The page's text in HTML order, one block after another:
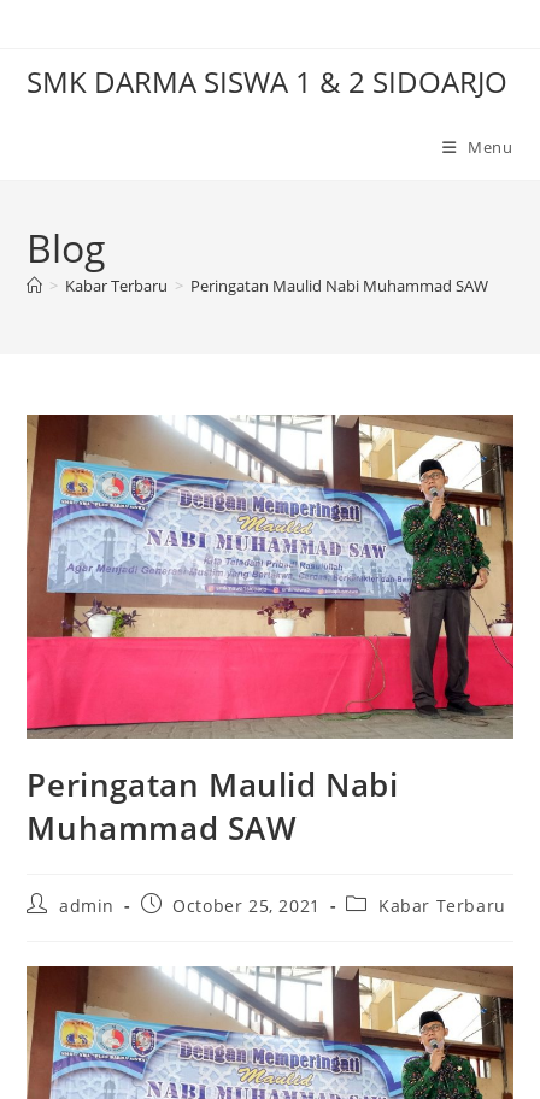
contentSMK DARMA SISWA 1 & 2 SIDOARJO
Menu
Blog
> Kabar Terbaru > Peringatan Maulid Nabi Muhammad SAW
Peringatan Maulid Nabi
Muhammad SAW
Postadmin
PostOctober 25, 2021
PostKabar Terbaru